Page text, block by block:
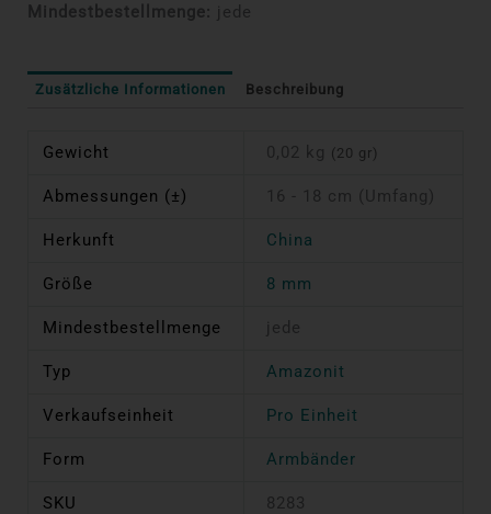
Mindestbestellmenge: jede
Zusätzliche Informationen Beschreibung
Gewicht 0,02 kg (20 gr)
Abmessungen (±) 16 - 18 cm (Umfang)
Herkunft China
Größe 8 mm
Mindestbestellmenge jede
Typ Amazonit
Verkaufseinheit Pro Einheit
Form Armbänder
SKU 8283